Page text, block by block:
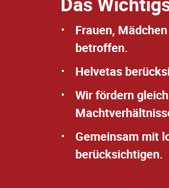
Frauen,
betroffen.
Helvetas
Wir fördern
Gemeinsam mit
berücksichtigen.